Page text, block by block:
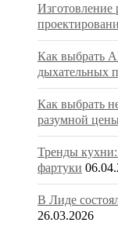
Изготовление
Как выбрать
дыхательных
Как выбрать
разумной цены
Тренды
фартуки
В Лиде
26.03.2026